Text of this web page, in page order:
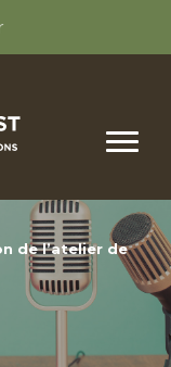
de l’atelier de